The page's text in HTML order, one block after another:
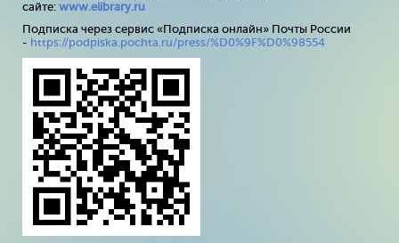
сайте: www.elibrary.ru
Подписка через сервис «Подписка онлайн» Почты России
- https://podpiska.pochta.ru/press/%D0%9F%D0%98554